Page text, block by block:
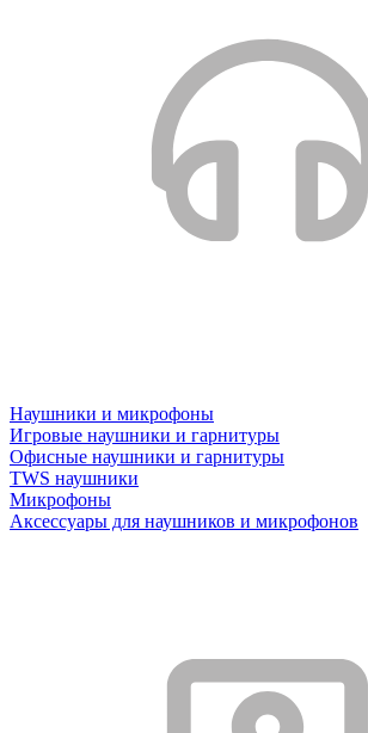
Наушники и микрофоны
Игровые наушники и гарнитуры
Офисные наушники и гарнитуры
TWS наушники
Микрофоны
Аксессуары для наушников и микрофонов